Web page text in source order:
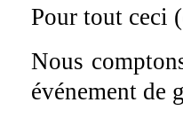
Pour tout ceci
Nous
événement de